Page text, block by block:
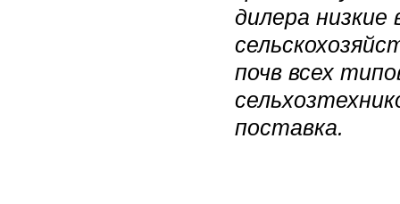
дилера низкие
почв всех
поставка.